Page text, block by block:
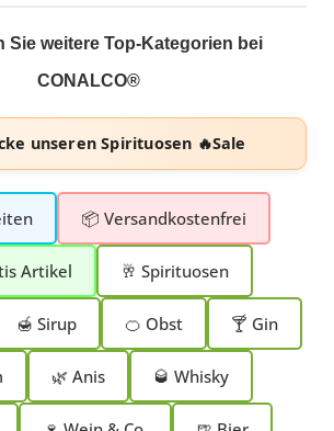
Sie weitere Top-Kategorien bei
CONALCO®
unserenSpirituosen 🔥Sale
📦 Versandkostenfrei
Artikel 🥂 Spirituosen
🍯 Sirup 🍊 Obst 🍸 Gin
🌿 Anis 🥃 Whisky